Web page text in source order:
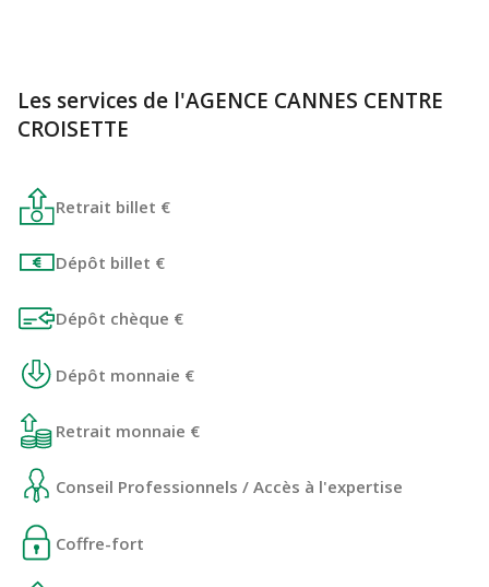
Les services de l'AGENCE CANNES CENTRE
CROISETTE
Retrait billet €
Dépôt billet €
Dépôt chèque €
Dépôt monnaie €
Retrait monnaie €
Conseil Professionnels / Accès à l'expertise
Coffre-fort